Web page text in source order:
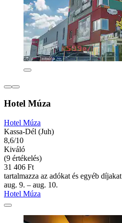
Hotel Múza
Hotel Múza
Kassa-Dél (Juh)
8,6/10
Kiváló
(9 értékelés)
31 406 Ft
tartalmazza az adókat és egyéb díjakat
aug. 9. – aug. 10.
Hotel Múza